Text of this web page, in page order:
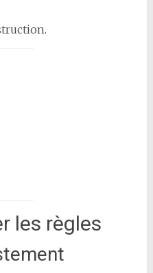
les règles